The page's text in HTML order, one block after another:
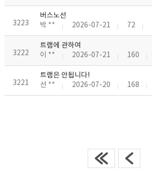
3223
버스노선
박 **
2026-07-21 72
3222
트램에 관하여
이 **
2026-07-21 160
3221
트램은 안됩니다!
선 **
2026-07-20 168